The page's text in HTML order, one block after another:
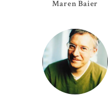
MarenBaier